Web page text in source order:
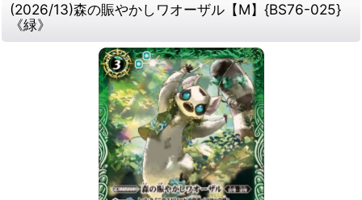
(2026/13)森の賑やかしワオーザル【M】{BS76-025}
《緑》